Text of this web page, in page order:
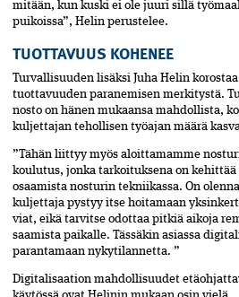
mitään, kun kuski ei ole juuri sillä
puikoissa”, Helin perustelee.
TUOTTAVUUS KOHENEE
Turvallisuuden lisäksi Juha Helin korostaa
tuottavuuden paranemisen merkitystä.
nosto on hänen mukaansa mahdollista,
kuljettajan tehol­lisen työajan määrä
”Tähän liittyy myös aloittamamme
koulutus, jonka tarkoituksena on
osaamista nosturin tekniikassa. On
kuljettaja pystyy itse hoitamaan
viat, eikä tarvitse odottaa pitkiä aikoja
saamista paikalle. Tässäkin asiassa
parantamaan nykytilannetta. ”
Digitalisaation mahdollisuudet